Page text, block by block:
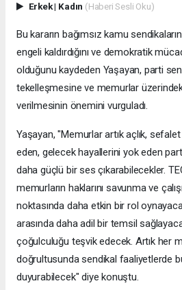
Erkek| Kadın (Haberi Sesli Oku)
Bu kararın bağımsız kamu
engeli kaldırdığını ve demokratik
olduğunu kaydeden Yaşayan, parti
tekelleşmesine ve memurlar
verilmesinin önemini vurguladı.
Yaşayan, "Memurlar artık açlık,
eden, gelecek hayallerini yok eden
daha güçlü bir ses çıkarabilecekler.
memurların haklarını savunma ve
noktasında daha etkin bir rol
arasında daha adil bir temsil
çoğulculuğu teşvik edecek. Artık her
doğrultusunda sendikal faaliyetlerde
duyurabilecek" diye konuştu.